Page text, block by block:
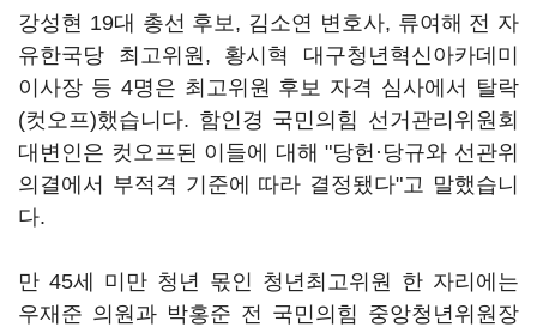
강성현 19대 총선 후보, 김소연 변호사, 류여해 전 자
유한국당 최고위원, 황시혁 대구청년혁신아카데미
이사장 등 4명은 최고위원 후보 자격 심사에서 탈락
(컷오프)했습니다. 함인경 국민의힘 선거관리위원회
대변인은 컷오프된 이들에 대해 "당헌·당규와 선관위
의결에서 부적격 기준에 따라 결정됐다"고 말했습니
다.
만 45세 미만 청년 몫인 청년최고위원 한 자리에는
우재준 의원과 박홍준 전 국민의힘 중앙청년위원장